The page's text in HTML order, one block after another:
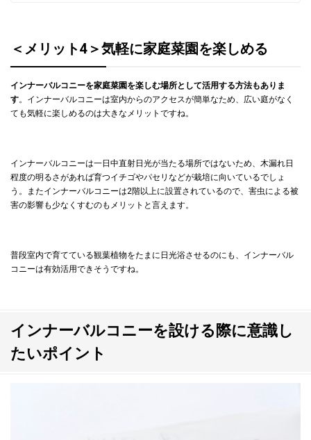
＜メリット4＞気軽に家庭菜園を楽しめる
インナーバルコニーを家庭菜園を楽しむ場所として活用する方法もありま
す。インナーバルコニーは室内からのアクセスが簡単なため、広い庭がなく
ても気軽に楽しめるのは大きなメリットですね。
インナーバルコニーは一日中直射日光が当たる場所ではないため、木漏れ日
程度の明るさがあれば育つイチゴやパセリなどが栽培に向いているでしょ
う。またインナーバルコニーは2階以上に設置されているので、害虫による被
害の影響も少なくすむのもメリットと言えます。
普段室内で育てている観葉植物をたまに日光浴させるのにも、インナーバル
コニーは有効活用できそうですね。
インナーバルコニーを設ける際に意識し
たいポイント